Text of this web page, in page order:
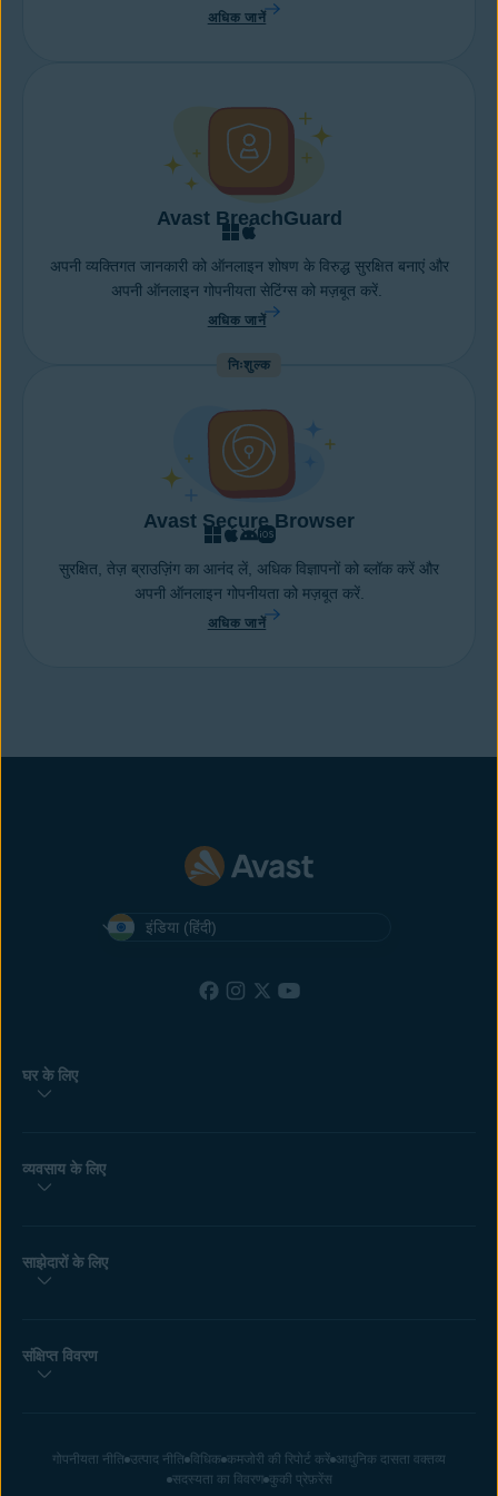
अधिक जानें
Avast BreachGuard
अपनी व्यक्तिगत जानकारी को ऑनलाइन शोषण के विरुद्ध सुरक्षित बनाएं और
अपनी ऑनलाइन गोपनीयता सेटिंग्स को मज़बूत करें.
अधिक जानें
निःशुल्क
Avast Secure Browser
सुरक्षित, तेज़ ब्राउज़िंग का आनंद लें, अधिक विज्ञापनों को ब्लॉक करें और
अपनी ऑनलाइन गोपनीयता को मज़बूत करें.
अधिक जानें
इंडिया (हिंदी)
घर के लिए
व्यवसाय के लिए
साझेदारों के लिए
संक्षिप्त विवरण
गोपनीयता नीति उत्पाद नीति विधिक कमजोरी की रिपोर्ट करें आधुनिक दासता वक्तव्य
सदस्यता का विवरण कुकी प्रेफ़रेंस